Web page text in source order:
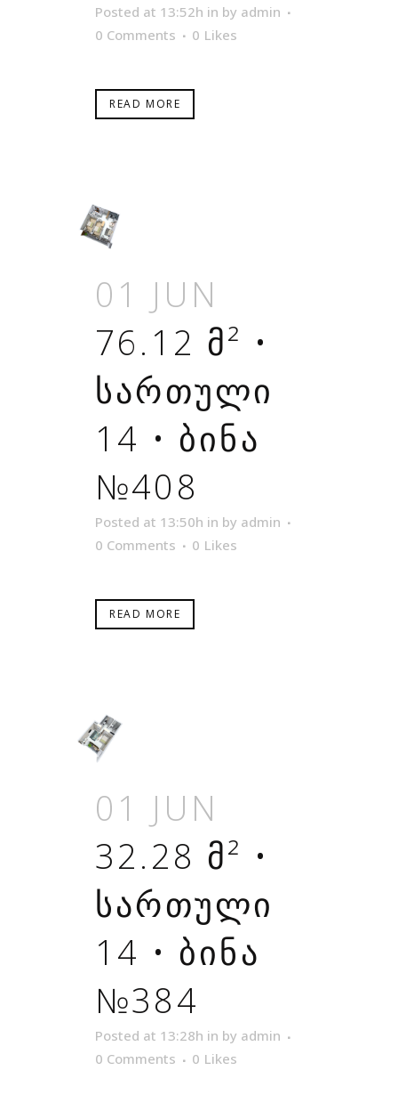
Posted at 13:52h in by admin
0 Comments
0 Likes
READ MORE
01 JUN
76.12 Მ² •
ᲡᲐᲠᲗᲣᲚᲘ
14 • ᲑᲘᲜᲐ
№408
Posted at 13:50h in by admin
0 Comments
0 Likes
READ MORE
01 JUN
32.28 Მ² •
ᲡᲐᲠᲗᲣᲚᲘ
14 • ᲑᲘᲜᲐ
№384
Posted at 13:28h in by admin
0 Comments
0 Likes